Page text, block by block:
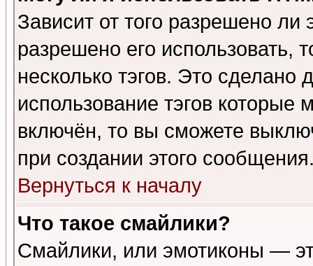
Зависит от того разрешено
разрешено его использовать,
несколько тэгов. Это сделано
использование тэгов
включён, то вы сможете
при создании этого
Вернуться к началу
Что такое смайлики?
Смайлики, или эмотиконы —